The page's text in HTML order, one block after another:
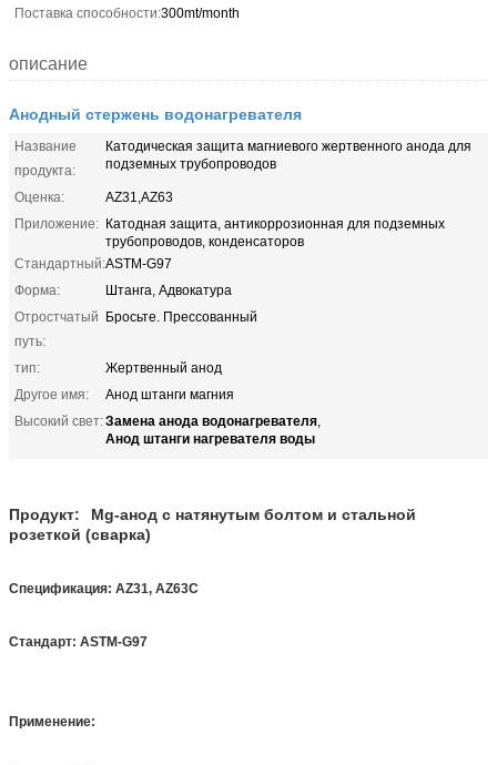
Поставка способности:300mt/month
описание
Анодный стержень водонагревателя
Название
продукта:
Катодическая защита магниевого жертвенного анода для
подземных трубопроводов
Оценка:
AZ31,AZ63
Приложение: Катодная защита, антикоррозионная для подземных
трубопроводов, конденсаторов
Стандартный:ASTM-G97
Форма:
Штанга, Адвокатура
Отростчатый
путь:
Бросьте. Прессованный
тип:
Жертвенный анод
Другое имя:
Анод штанги магния
Высокий свет:Замена анода водонагревателя,
Анод штанги нагревателя воды
Продукт:
Mg-анод с натянутым болтом и стальной
розеткой (сварка)
Спецификация: AZ31, AZ63C
Стандарт: ASTM-G97
Применение: